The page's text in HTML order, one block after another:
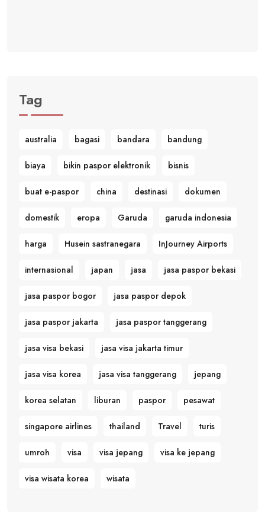
Tag
australia bagasi bandara bandung
biaya bikin paspor elektronik bisnis
buat e-paspor china destinasi dokumen
domestik eropa Garuda garuda indonesia
harga Husein sastranegara InJourney Airports
internasional japan jasa jasa paspor bekasi
jasa paspor bogor jasa paspor depok
jasa paspor jakarta jasa paspor tanggerang
jasa visa bekasi jasa visa jakarta timur
jasa visa korea jasa visa tanggerang jepang
korea selatan liburan paspor pesawat
singapore airlines thailand Travel turis
umroh visa visa jepang visa ke jepang
visa wisata korea wisata